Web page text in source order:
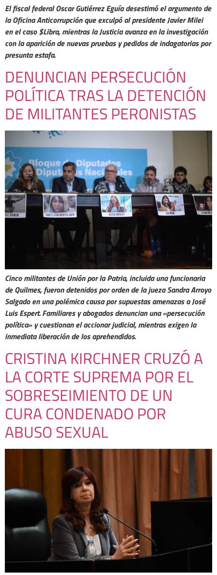
El fiscal federal Oscar Gutiérrez Eguía desestimó el argumento de
la Oficina Anticorrupción que exculpó al presidente Javier Milei
en el caso $Libra, mientras la Justicia avanza en la investigación
con la aparición de nuevas pruebas y pedidos de indagatorias por
presunta estafa.
DENUNCIAN PERSECUCIÓN
POLÍTICA TRAS LA DETENCIÓN
DE MILITANTES PERONISTAS
Cinco militantes de Unión por la Patria, incluida una funcionaria
de Quilmes, fueron detenidos por orden de la jueza Sandra Arroyo
Salgado en una polémica causa por supuestas amenazas a José
Luis Espert. Familiares y abogados denuncian una «persecución
política» y cuestionan el accionar judicial, mientras exigen la
inmediata liberación de los aprehendidos.
CRISTINA KIRCHNER CRUZÓ A
LA CORTE SUPREMA POR EL
SOBRESEIMIENTO DE UN
CURA CONDENADO POR
ABUSO SEXUAL